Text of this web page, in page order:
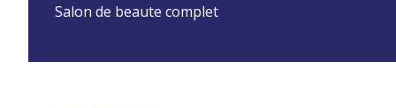
Salon de beaute complet